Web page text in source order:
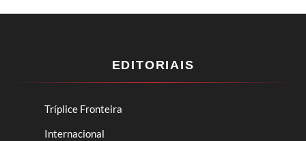
EDITORIAIS
Tríplice Fronteira
Internacional